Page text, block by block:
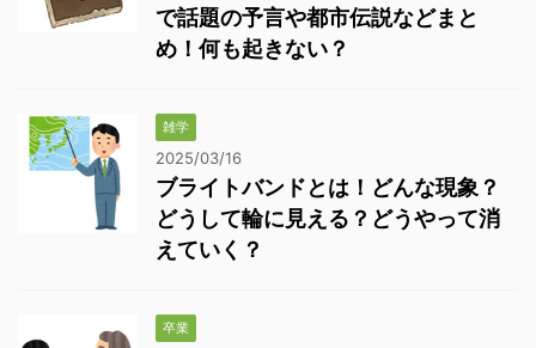
で話題の予言や都市伝説などまと
め！何も起きない？
雑学
2025/03/16
ブライトバンドとは！どんな現象？
どうして輪に見える？どうやって消
えていく？
卒業